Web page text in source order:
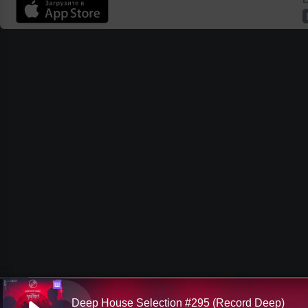
Ш
Deep House Selection #295 (Record Deep)